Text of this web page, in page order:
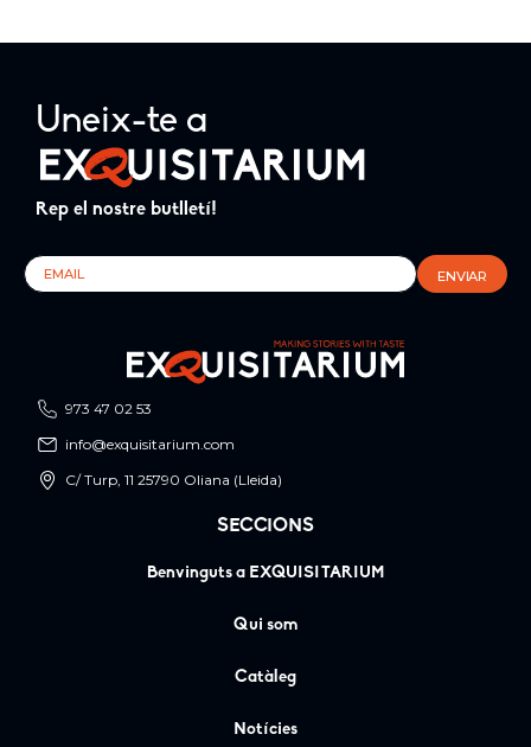
Uneix-te a
Rep el nostre butlletí!
973 47 02 53
info@exquisitarium.com
C/ Turp, 11 25790 Oliana (Lleida)
SECCIONS
Benvinguts a EXQUISITARIUM
Qui som
Catàleg
Notícies